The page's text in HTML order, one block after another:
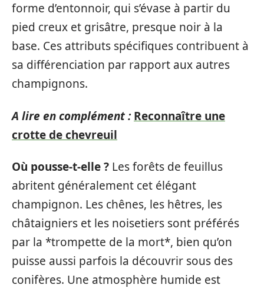
forme d’entonnoir, qui s’évase à partir du
pied creux et grisâtre, presque noir à la
base. Ces attributs spécifiques contribuent à
sa différenciation par rapport aux autres
champignons.
A lire en complément : Reconnaître une
crotte de chevreuil
Où pousse-t-elle ? Les forêts de feuillus
abritent généralement cet élégant
champignon. Les chênes, les hêtres, les
châtaigniers et les noisetiers sont préférés
par la *trompette de la mort*, bien qu’on
puisse aussi parfois la découvrir sous des
conifères. Une atmosphère humide est